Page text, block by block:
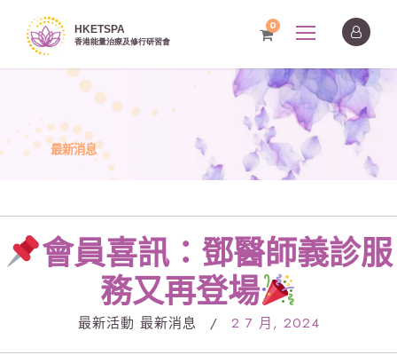
0
最新消息
會員喜訊：鄧醫師義診服
務又再登場
最新活動 最新消息 / 2 7 月, 2024